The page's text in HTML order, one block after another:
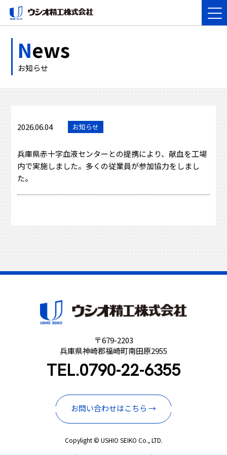
News
お知らせ
2026.06.04 お知らせ
兵庫県赤十字血液センターとの提携により、献血を工場
内で実施しました。多くの従業員が参加協力をしまし
た。
〒679-2203
兵庫県神崎郡福崎町南田原2955
TEL.0790-22-6355
お問い合わせはこちら →
Copylight © USHIO SEIKO Co., LTD.